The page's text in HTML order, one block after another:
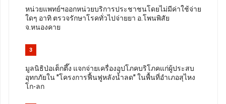
หน่วยแพทย์ฯออกหน่วยบริการประชาชนโดยไม่มีค่าใช้จ่าย
ใดๆ อาทิ ตรวจรักษาโรคทั่วไปจ่ายยา อ.โพนพิสัย
จ.หนองคาย
3
มูลนิธิป่อเต็กตึ๊ง แจกจ่ายเครื่องอุปโภคบริโภคแก่ผู้ประสบ
อุทกภัยใน "โครงการฟื้นฟูหลังน้ำลด" ในพื้นที่อำเภอสุไหง
โก-ลก